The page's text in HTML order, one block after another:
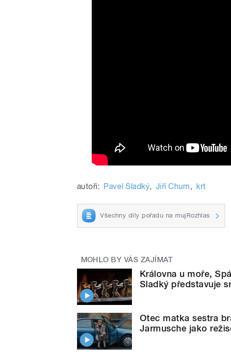
autoři: Pavel Sladký, Jiří Chum, krt
Všechny díly pořadu na mujRozhlas
MOHLO BY VÁS ZAJÍMAT
Královna u moře,
Sladký představuje
Otec matka sestra
Jarmusche jako